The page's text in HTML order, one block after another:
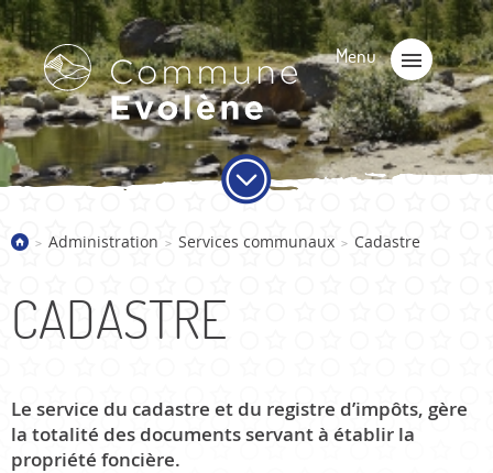
> Administration > Services communaux > Cadastre
CADASTRE
Le service du cadastre et du registre d’impôts, gère
la totalité des documents servant à établir la
propriété foncière.